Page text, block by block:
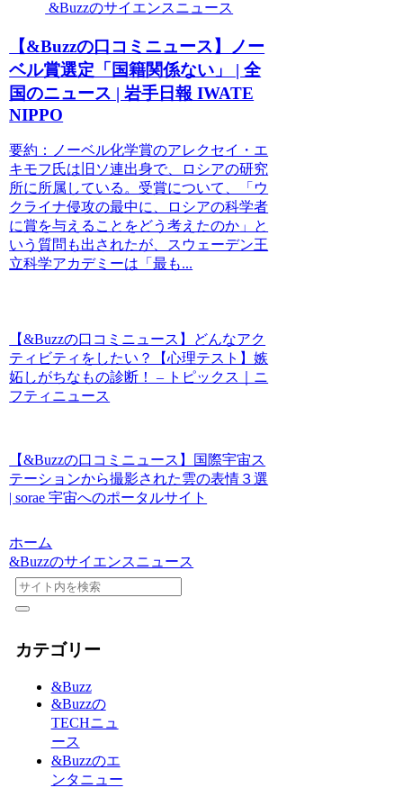
&Buzzのサイエンスニュース
【&Buzzの口コミニュース】ノー
ベル賞選定「国籍関係ない」 | 全
国のニュース | 岩手日報 IWATE
NIPPO
要約：ノーベル化学賞のアレクセイ・エ
キモフ氏は旧ソ連出身で、ロシアの研究
所に所属している。受賞について、「ウ
クライナ侵攻の最中に、ロシアの科学者
に賞を与えることをどう考えたのか」と
いう質問も出されたが、スウェーデン王
立科学アカデミーは「最も...
【&Buzzの口コミニュース】どんなアク
ティビティをしたい？【心理テスト】嫉
妬しがちなもの診断！ – トピックス｜ニ
フティニュース
【&Buzzの口コミニュース】国際宇宙ス
テーションから撮影された雲の表情３選
| sorae 宇宙へのポータルサイト
ホーム
&Buzzのサイエンスニュース
カテゴリー
&Buzz
&Buzzの
TECHニュ
ース
&Buzzのエ
ンタニュー